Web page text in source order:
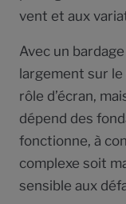
vent et aux
Avec un
largement sur
rôle d’écran,
dépend des
fonctionne, à
complexe soit
sensible aux